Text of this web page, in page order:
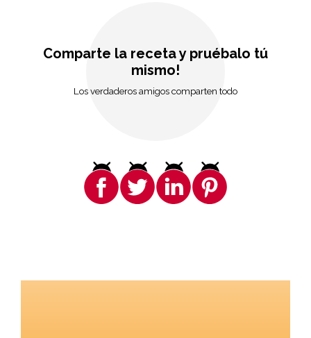
Comparte la receta y pruébalo tú
mismo!
Los verdaderos amigos comparten todo